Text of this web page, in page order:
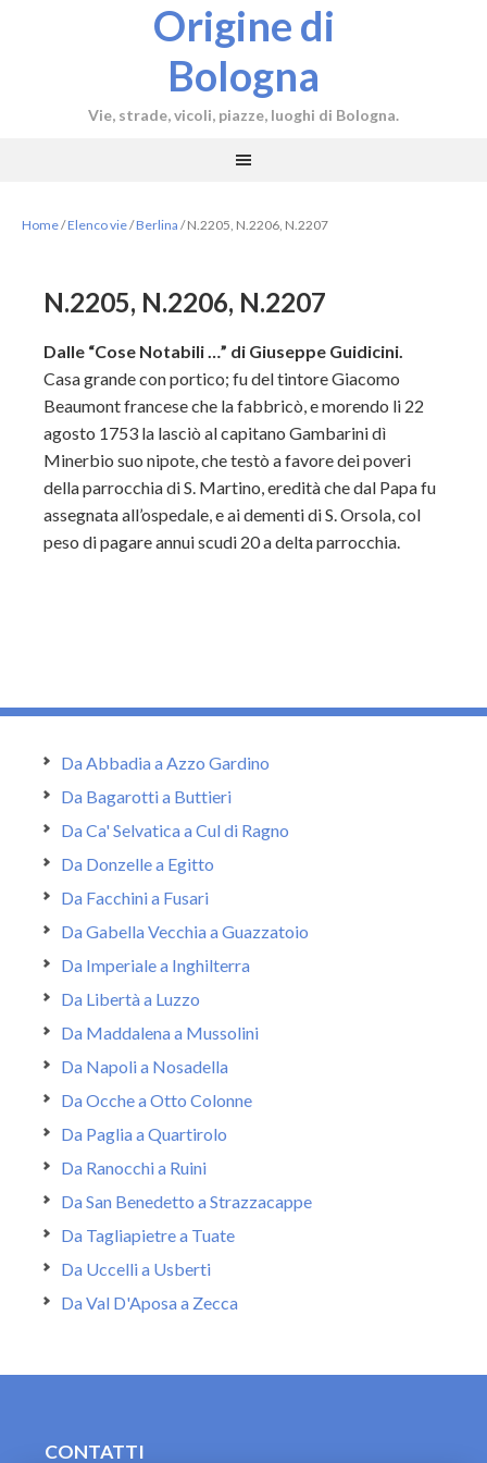
Origine di
Bologna
Vie, strade, vicoli, piazze, luoghi di Bologna.
Home/Elenco vie/Berlina /N.2205, N.2206, N.2207
N.2205, N.2206, N.2207
Dalle “Cose Notabili …” di Giuseppe Guidicini.
Casa grande con portico; fu del tintore Giacomo
Beaumont francese che la fabbricò, e morendo li 22
agosto 1753 la lasciò al capitano Gambarini dì
Minerbio suo nipote, che testò a favore dei poveri
della parrocchia di S. Martino, eredità che dal Papa fu
assegnata all’ospedale, e ai dementi di S. Orsola, col
peso di pagare annui scudi 20 a delta parrocchia.
Da Abbadia a Azzo Gardino
Da Bagarotti a Buttieri
Da Ca' Selvatica a Cul di Ragno
Da Donzelle a Egitto
Da Facchini a Fusari
Da Gabella Vecchia a Guazzatoio
Da Imperiale a Inghilterra
Da Libertà a Luzzo
Da Maddalena a Mussolini
Da Napoli a Nosadella
Da Ocche a Otto Colonne
Da Paglia a Quartirolo
Da Ranocchi a Ruini
Da San Benedetto a Strazzacappe
Da Tagliapietre a Tuate
Da Uccelli a Usberti
Da Val D'Aposa a Zecca
CONTATTI